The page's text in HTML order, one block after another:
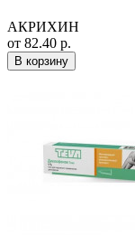
АКРИХИН
от 82.40 р.
В корзину